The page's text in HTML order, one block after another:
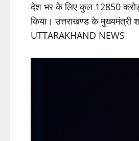
देश भर के लिए कुल 12850 करोड़,
किया। उत्तराखण्ड के मुख्यमंत्री
UTTARAKHAND NEWS